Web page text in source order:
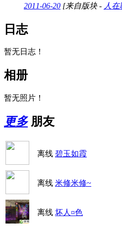
2011-06-20 [来自版块 - 人
日志
暂无日志！
相册
暂无照片！
更多 朋友
离线 碧玉如霞
离线 米修米修~
离线 坏人¤色